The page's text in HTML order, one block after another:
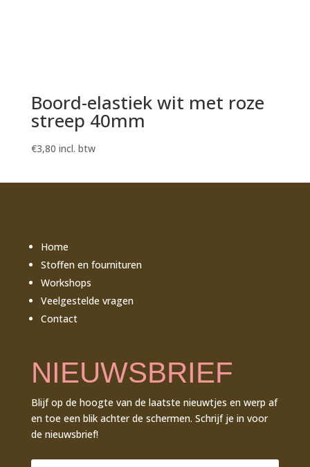
Boord-elastiek wit met roze
streep 40mm
€3,80 incl. btw
Home
Stoffen en fournituren
Workshops
Veelgestelde vragen
Contact
NIEUWSBRIEF
Blijf op de hoogte van de laatste nieuwtjes en werp af
en toe een blik achter de schermen. Schrijf je in voor
de nieuwsbrief!